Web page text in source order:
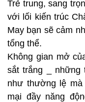
Trẻ trung, sang
với lối kiến trúc
May bạn sẽ cảm
tổng thể.
Không gian mở
sắt trắng _ những
như thường lệ mà
mại đầy năng